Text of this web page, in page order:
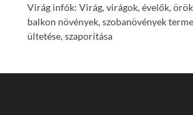
Virág infók: Virág, virágok, évelők,
balkon növények, szobanövények
ültetése, szaporítása